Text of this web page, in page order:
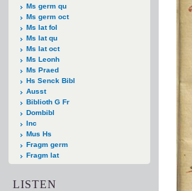
Ms germ qu
Ms germ oct
Ms lat fol
Ms lat qu
Ms lat oct
Ms Leonh
Ms Praed
Hs Senck Bibl
Ausst
Biblioth G Fr
Dombibl
Inc
Mus Hs
Fragm germ
Fragm lat
LISTEN